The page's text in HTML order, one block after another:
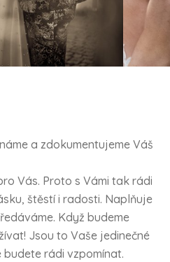
a zdokumentujeme Váš
Vás. Proto s Vámi tak rádi
štěstí i radosti. Naplňuje
Když budeme
Jsou to Vaše jedinečné
budete rádi vzpomínat.